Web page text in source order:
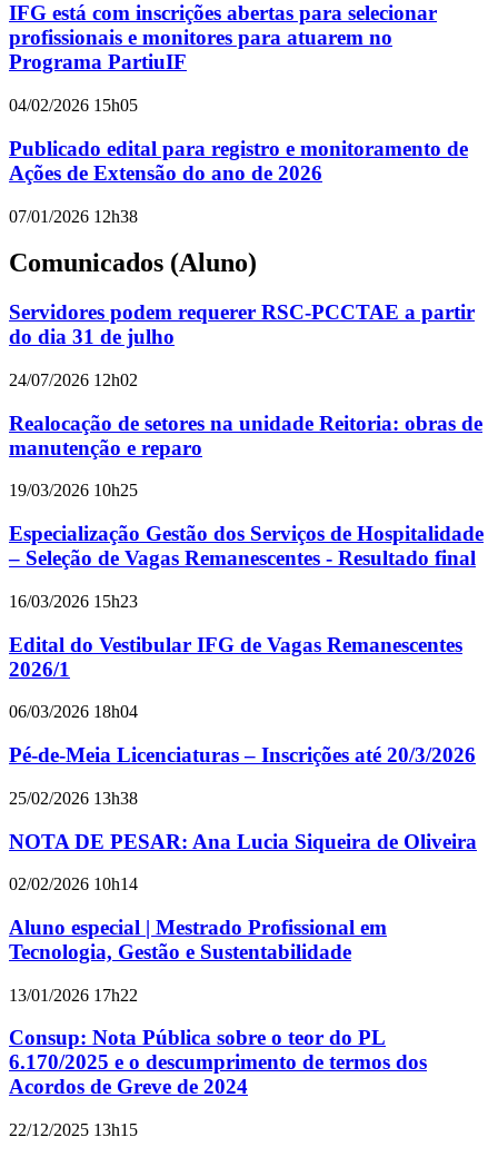
IFG está com inscrições abertas para selecionar
profissionais e monitores para atuarem no
Programa PartiuIF
04/02/2026 15h05
Publicado edital para registro e monitoramento de
Ações de Extensão do ano de 2026
07/01/2026 12h38
Comunicados (Aluno)
Servidores podem requerer RSC-PCCTAE a partir
do dia 31 de julho
24/07/2026 12h02
Realocação de setores na unidade Reitoria: obras de
manutenção e reparo
19/03/2026 10h25
Especialização Gestão dos Serviços de Hospitalidade
– Seleção de Vagas Remanescentes - Resultado final
16/03/2026 15h23
Edital do Vestibular IFG de Vagas Remanescentes
2026/1
06/03/2026 18h04
Pé-de-Meia Licenciaturas – Inscrições até 20/3/2026
25/02/2026 13h38
NOTA DE PESAR: Ana Lucia Siqueira de Oliveira
02/02/2026 10h14
Aluno especial | Mestrado Profissional em
Tecnologia, Gestão e Sustentabilidade
13/01/2026 17h22
Consup: Nota Pública sobre o teor do PL
6.170/2025 e o descumprimento de termos dos
Acordos de Greve de 2024
22/12/2025 13h15